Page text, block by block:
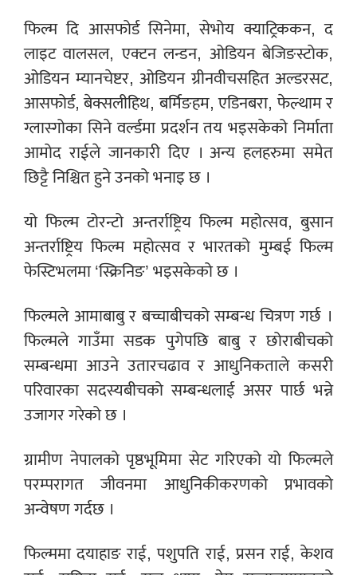
फिल्म दि आसफोर्ड सिनेमा, सेभोय क्याट्रिककन, द
लाइट वालसल, एक्टन लन्डन, ओडियन बेजिङस्टोक,
ओडियन म्यानचेष्टर, ओडियन ग्रीनवीचसहित अल्डरसट,
आसफोर्ड, बेक्सलीहिथ, बर्मिङहम, एडिनबरा, फेल्थाम र
ग्लास्गोका सिने वर्ल्डमा प्रदर्शन तय भइसकेको निर्माता
आमोद राईले जानकारी दिए । अन्य हलहरुमा समेत
छिट्टै निश्चित हुने उनको भनाइ छ ।
यो फिल्म टोरन्टो अन्तर्राष्ट्रिय फिल्म महोत्सव, बुसान
अन्तर्राष्ट्रिय फिल्म महोत्सव र भारतको मुम्बई फिल्म
फेस्टिभलमा ‘स्क्रिनिङ’ भइसकेको छ ।
फिल्मले आमाबाबु र बच्चाबीचको सम्बन्ध चित्रण गर्छ ।
फिल्मले गाउँमा सडक पुगेपछि बाबु र छोराबीचको
सम्बन्धमा आउने उतारचढाव र आधुनिकताले कसरी
परिवारका सदस्यबीचको सम्बन्धलाई असर पार्छ भन्ने
उजागर गरेको छ ।
ग्रामीण नेपालको पृष्ठभूमिमा सेट गरिएको यो फिल्मले
परम्परागत जीवनमा आधुनिकीकरणको प्रभावको
अन्वेषण गर्दछ ।
फिल्ममा दयाहाङ राई, पशुपति राई, प्रसन राई, केशव